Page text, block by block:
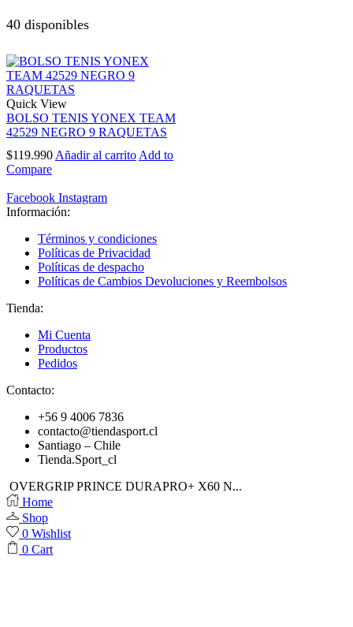
40 disponibles
Quick View
BOLSO TENIS YONEX TEAM
42529 NEGRO 9 RAQUETAS
$119.990 Añadir al carrito Add to
Compare
Facebook Instagram
Información:
Términos y condiciones
Políticas de Privacidad
Políticas de despacho
Políticas de Cambios Devoluciones y Reembolsos
Tienda:
Mi Cuenta
Productos
Pedidos
Contacto:
+56 9 4006 7836
contacto@tiendasport.cl
Santiago – Chile
Tienda.Sport_cl
OVERGRIP PRINCE DURAPRO+ X60 N...
Home
Shop
0 Wishlist
0 Cart